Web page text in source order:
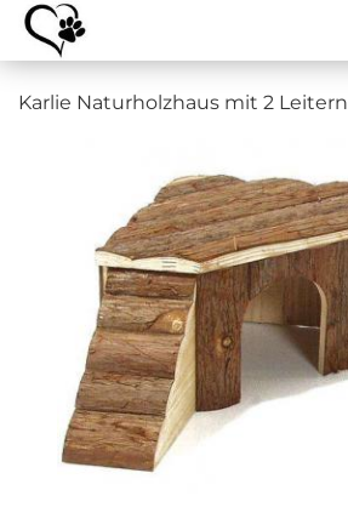
Karlie Naturholzhaus mit 2 Leitern